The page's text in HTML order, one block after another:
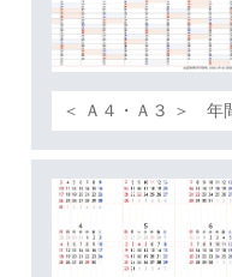
＜ Ａ４・Ａ３ ＞ 年